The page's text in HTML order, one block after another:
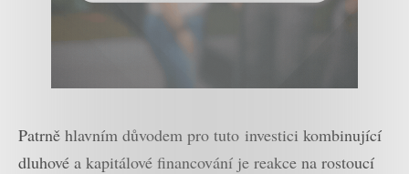
Patrně hlavním důvodem pro tuto investici kombinující
dluhové a kapitálové financování je reakce na rostoucí